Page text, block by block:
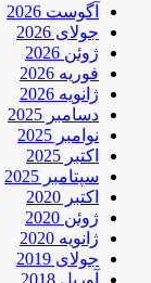
آگوست 2026
جولای 2026
ژوئن 2026
فوریه 2026
ژانویه 2026
دسامبر 2025
نوامبر 2025
اکتبر 2025
سپتامبر 2025
اکتبر 2020
ژوئن 2020
ژانویه 2020
جولای 2019
آوریل 2018